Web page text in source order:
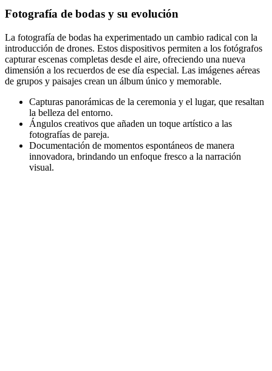
Fotografía de bodas y su evolución
La fotografía de bodas ha experimentado un cambio radical con la
introducción de drones. Estos dispositivos permiten a los fotógrafos
capturar escenas completas desde el aire, ofreciendo una nueva
dimensión a los recuerdos de ese día especial. Las imágenes aéreas
de grupos y paisajes crean un álbum único y memorable.
Capturas panorámicas de la ceremonia y el lugar, que resaltan
la belleza del entorno.
Ángulos creativos que añaden un toque artístico a las
fotografías de pareja.
Documentación de momentos espontáneos de manera
innovadora, brindando un enfoque fresco a la narración
visual.